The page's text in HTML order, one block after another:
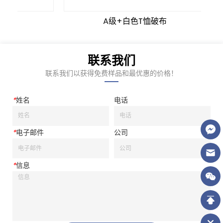
A级+白色T恤破布
联系我们
联系我们以获得免费样品和最优惠的价格！
*姓名 电话
*电子邮件 公司
*信息